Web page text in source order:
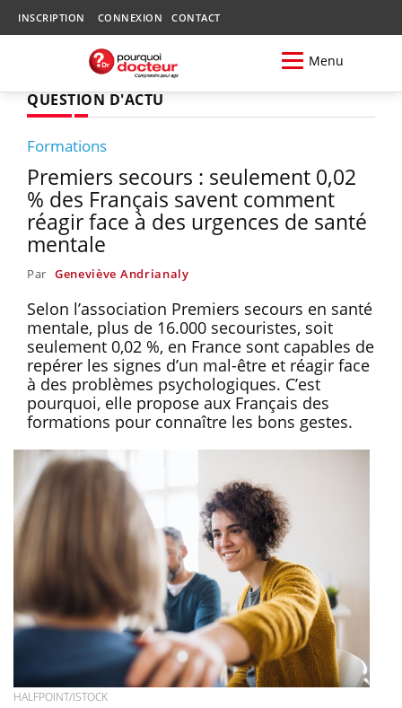
INSCRIPTION CONNEXION CONTACT
Menu
QUESTION D'ACTU
Formations
Premiers secours : seulement 0,02
% des Français savent comment
réagir face à des urgences de santé
mentale
Par Geneviève Andrianaly
Selon l’association Premiers secours en santé
mentale, plus de 16.000 secouristes, soit
seulement 0,02 %, en France sont capables de
repérer les signes d’un mal-être et réagir face
à des problèmes psychologiques. C’est
pourquoi, elle propose aux Français des
formations pour connaître les bons gestes.
HALFPOINT/ISTOCK